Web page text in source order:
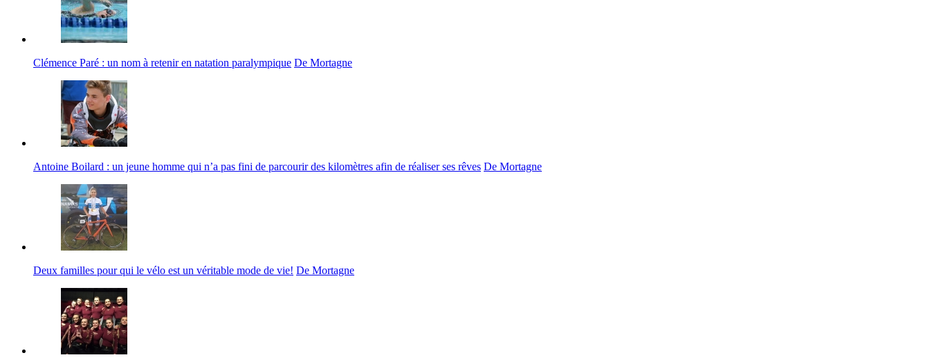
Clémence Paré : un nom à retenir en natation paralympique De Mortagne
Antoine Boilard : un jeune homme qui n’a pas fini de parcourir des kilomètres afin de réaliser ses rêves De Mortagne
Deux familles pour qui le vélo est un véritable mode de vie! De Mortagne